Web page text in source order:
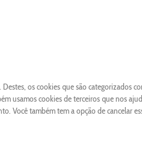
os cookies que são categorizados
usamos cookies de terceiros que nos
Você também tem a opção de cancelar